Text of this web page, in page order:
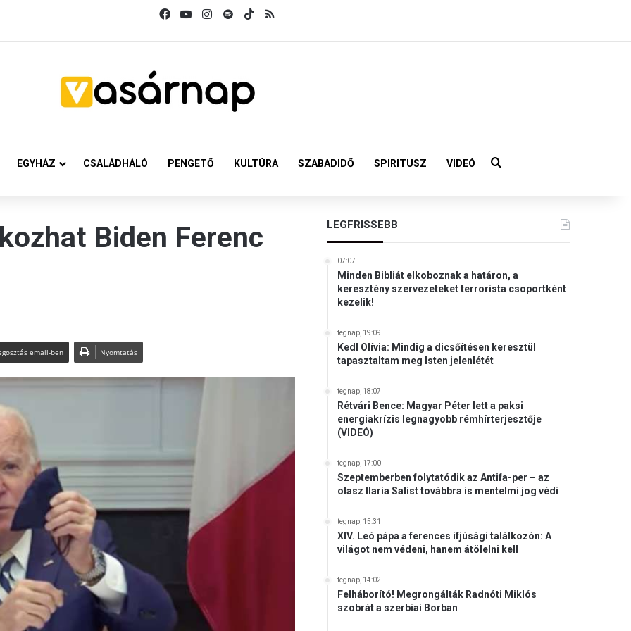
FacebookYouTubeInstagram
SpotifyTikTok
EGYHÁZ CSALÁDHÁLÓ PENGETŐ KULTÚRA SZABADIDŐ SPIRITUSZ VIDEÓ Keresés:
Biden Ferenc
email-ben Nyomtatás
LEGFRISSEBB
07:07
Minden Bibliát elkoboznak a határon, a
keresztény szervezeteket terrorista csoportként
kezelik!
tegnap, 19:09
Kedl Olívia: Mindig a dicsőítésen keresztül
tapasztaltam meg Isten jelenlétét
tegnap, 18:07
Rétvári Bence: Magyar Péter lett a paksi
energiakrízis legnagyobb rémhírterjesztője
(VIDEÓ)
tegnap, 17:00
Szeptemberben folytatódik az Antifa-per – az
olasz Ilaria Salist továbbra is mentelmi jog védi
tegnap, 15:31
XIV. Leó pápa a ferences ifjúsági találkozón: A
világot nem védeni, hanem átölelni kell
tegnap, 14:02
Felháborító! Megrongálták Radnóti Miklós
szobrát a szerbiai Borban